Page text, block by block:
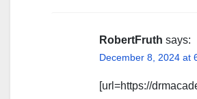
RobertFruth says:
December 8, 2024 at
[url=https://